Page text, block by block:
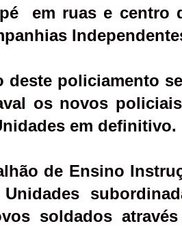
em ruas e centro
deste policiamento
os novos
em definitivo.
de Ensino
soldados